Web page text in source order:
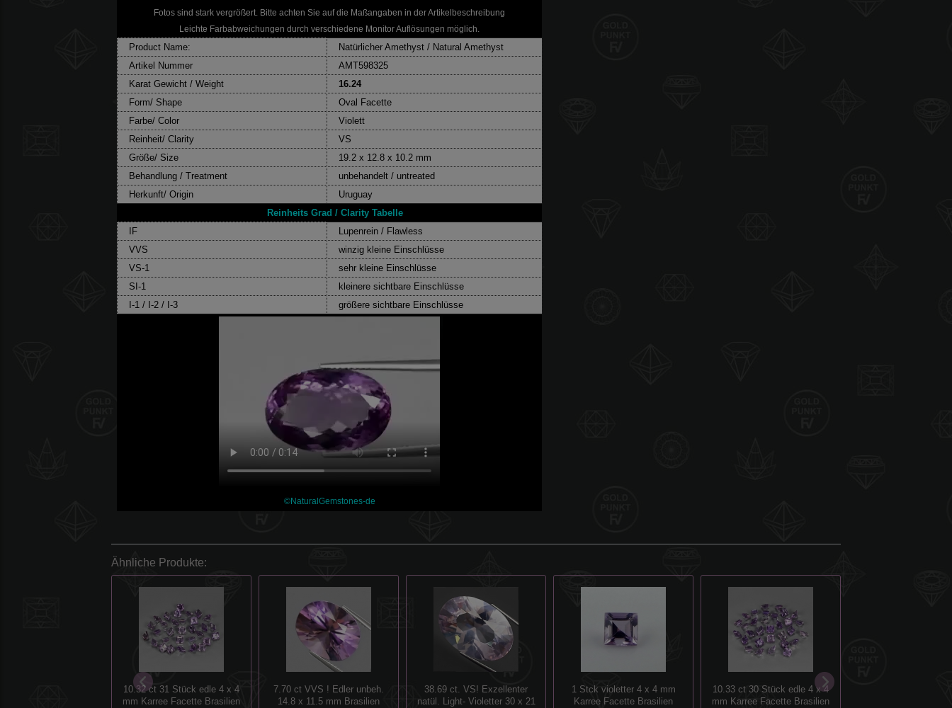
Fotos sind stark vergrößert. Bitte achten Sie auf die Maßangaben in der Artikelbeschreibung
Leichte Farbabweichungen durch verschiedene Monitor Auflösungen möglich.
Product Name:
Natürlicher Amethyst / Natural Amethyst
Artikel Nummer
AMT598325
Karat Gewicht / Weight
16.24
Form/ Shape
Oval Facette
Farbe/ Color
Violett
Reinheit/ Clarity
VS
Größe/ Size
19.2 x 12.8 x 10.2 mm
Behandlung / Treatment
unbehandelt / untreated
Herkunft/ Origin
Uruguay
Reinheits Grad / Clarity Tabelle
IF
Lupenrein / Flawless
VVS
winzig kleine Einschlüsse
VS-1
sehr kleine Einschlüsse
SI-1
kleinere sichtbare Einschlüsse
I-1 / I-2 / I-3
größere sichtbare Einschlüsse
©NaturalGemstones-de
Ähnliche Produkte:
10.32 ct 31 Stück edle 4 x 4
mm Karree Facette Brasilien
7.70 ct VVS ! Edler unbeh.
14.8 x 11.5 mm Brasilien
38.69 ct. VS! Exzellenter
natül. Light- Violetter 30 x 21
1 Stck violetter 4 x 4 mm
Karree Facette Brasilien
10.33 ct 30 Stück edle 4 x 4
mm Karree Facette Brasilien